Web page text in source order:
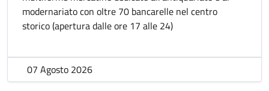
modernariato con oltre 70 bancarelle nel centro
storico (apertura dalle ore 17 alle 24)
07 Agosto 2026